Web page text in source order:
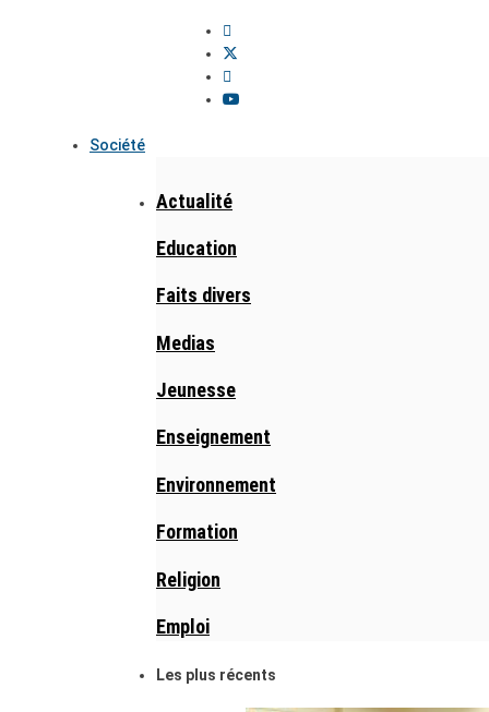
Société
Actualité
Education
Faits divers
Medias
Jeunesse
Enseignement
Environnement
Formation
Religion
Emploi
Les plus récents